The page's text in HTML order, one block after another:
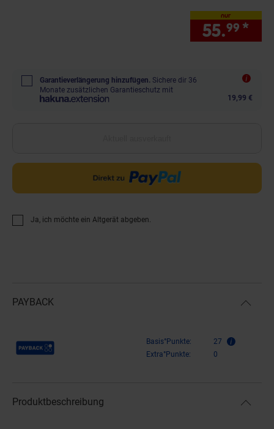
nur
55.99 *
Garantieverlängerung hinzufügen. Sichere dir 36
Monate zusätzlichen Garantieschutz mit
19,99 €
Ja, ich möchte ein Altgerät abgeben.
PAYBACK
Payback Punkte Basis°Punkte:
27
Extra°Punkte:
0
Produktbeschreibung